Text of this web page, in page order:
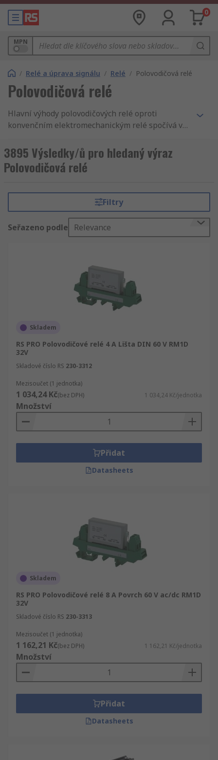
0
MPN
/ Relé a úprava signálu / Relé / Polovodičová relé
Polovodičová relé
Hlavní výhody polovodičových relé oproti
konvenčním elektromechanickým relé spočívá v
se opotřebovávaly a proto žádné problémy s
odskokem kontaktu. SSR jsou schopny přepínat
„ON“ i „OFF“ mnohem rychleji než se může
nulového napětí a vypnutí nulového proudu
eliminuje elektrický šum a přechodné jevy. Další
informace o polovodičových relé najdete v našem
uceleném průvodci polovodičovými relé
voltů nebo ampér až po mnoho stovek voltů a
ampér spínacího výkonu. Malé vstupní napětí,
obvykle 3 až 32 V DC, lze použít k ovládání
velkého výstupního napětí nebo proudu.
3895 Výsledky/ů pro hledaný výraz
Polovodičová relé
Filtry
Seřazeno podle Relevance
Skladem
RS PRO Polovodičové relé 4 A Lišta DIN 60 V RM1D
32V
Skladové číslo RS 230-3312
Mezisoučet (1 jednotka)
1 034,24 Kč(bez DPH) 1 034,24 Kč/jednotka
Množství
Přidat
Datasheets
Skladem
RS PRO Polovodičové relé 8 A Povrch 60 V ac/dc RM1D
32V
Skladové číslo RS 230-3313
Mezisoučet (1 jednotka)
1 162,21 Kč(bez DPH) 1 162,21 Kč/jednotka
Množství
Přidat
Datasheets